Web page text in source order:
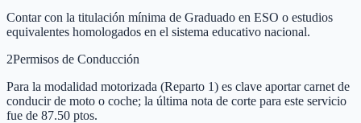
Contar con la titulación mínima de Graduado en ESO o estudios
equivalentes homologados en el sistema educativo nacional.
2Permisos de Conducción
Para la modalidad motorizada (Reparto 1) es clave aportar carnet de
conducir de moto o coche; la última nota de corte para este servicio
fue de 87.50 ptos.